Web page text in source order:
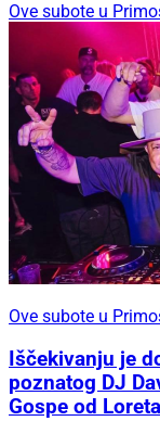
Ove subote u
Ove subote u
Iščekivanju je
poznatog DJ
Gospe od Loreta